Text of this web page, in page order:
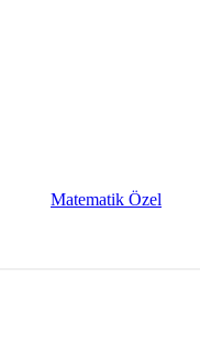
Matematik Özel